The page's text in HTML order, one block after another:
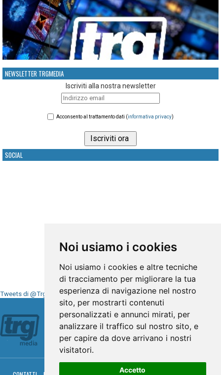
Noi usiamo i cookies
Noi usiamo i cookies e altre tecniche
di tracciamento per migliorare la tua
esperienza di navigazione nel nostro
sito, per mostrarti contenuti
personalizzati e annunci mirati, per
analizzare il traffico sul nostro sito, e
per capire da dove arrivano i nostri
visitatori.
Accetto
NEWSLETTER TRGMEDIA
Iscriviti alla nostra newsletter
Acconsento al trattamento dati (informativa privacy)
SOCIAL
Tweets di @TrgMedia
Seguici su